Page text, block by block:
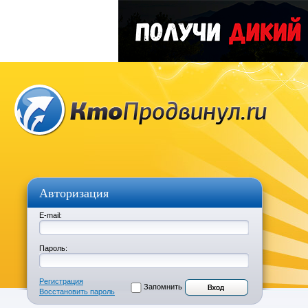
Авторизация
E-mail:
Пароль:
Регистрация
Восстановить пароль
Запомнить